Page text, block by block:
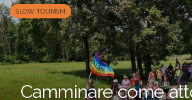
Camminare come
SLOW TOURISM